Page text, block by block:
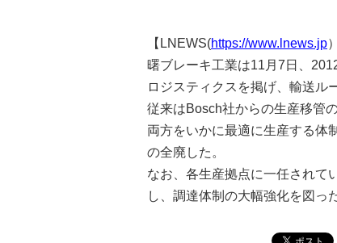
【LNEWS(https://www.lnews.jp
曙ブレーキ工業は11月7日、
ロジスティクスを掲げ、輸送ル
従来はBosch社からの生産移管
両方をいかに最適に生産する体
の全廃した。
なお、各生産拠点に一任されて
し、調達体制の大幅強化を図っ